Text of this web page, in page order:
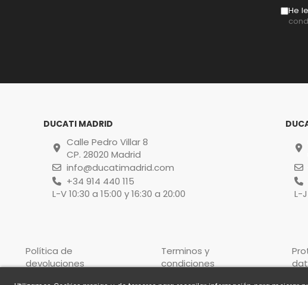
He
DUCATI MADRID
Calle Pedro Villar 8
CP. 28020 Madrid
info@ducatimadrid.com
+34 914 440 115
L-V 10:30 a 15:00 y 16:30 a 20:00
L-
Política de
devoluciones
Terminos y
condiciones